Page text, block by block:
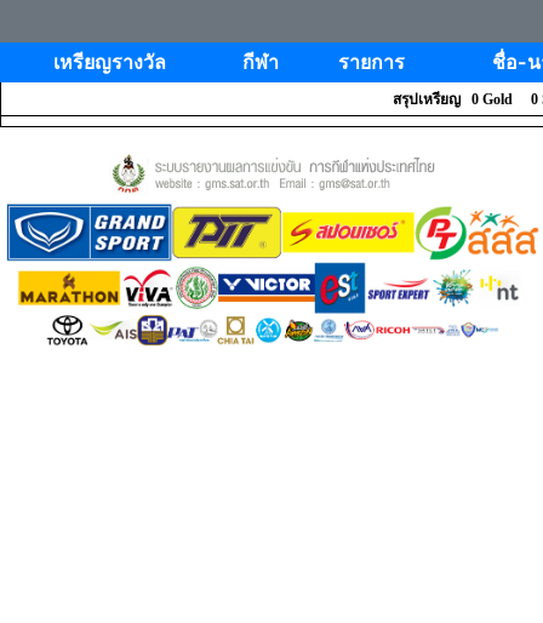
เหรียญรางวัล กีฬา รายการ ชื่อ-
สรุปเหรียญ 0 Gold 0